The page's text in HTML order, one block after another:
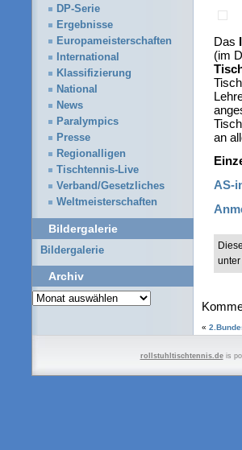
Das
(im
an
AS-
unter
«
DP-Serie
Ergebnisse
Europameisterschaften
International
Klassifizierung
National
News
Paralympics
Presse
Regionalligen
Tischtennis-Live
Verband/Gesetzliches
Weltmeisterschaften
Bildergalerie
Bildergalerie
Archiv
Archiv
rollstuhltischtennis.deis